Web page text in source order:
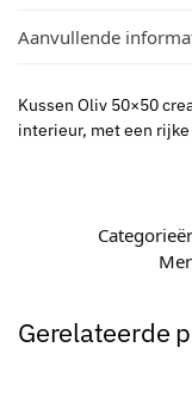
Aanvullende
Kussen Oliv 50×50
interieur, met een
Gerelateerde